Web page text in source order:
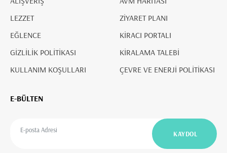
LEZZET
EĞLENCE
GİZLİLİK POLİTİKASI
KULLANIM KOŞULLARI
ZİYARET PLANI
KİRACI PORTALI
KİRALAMA TALEBİ
ÇEVRE VE ENERJİ POLİTİKASI
E-BÜLTEN